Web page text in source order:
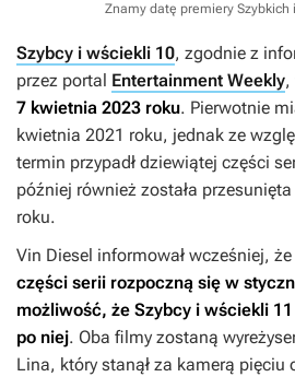
Znamy datę premiery Szybkich
Szybcy i wściekli 10, zgodnie z
przez portal Entertainment Weekly,
7 kwietnia 2023 roku. Pierwotnie
kwietnia 2021 roku, jednak ze
termin przypadł dziewiątej części
później również została
roku.
Vin Diesel informował wcześniej, że
części serii rozpoczną się w
możliwość, że Szybcy i wściekli 11
po niej. Oba filmy zostaną
Lina, który stanął za kamerą pięciu